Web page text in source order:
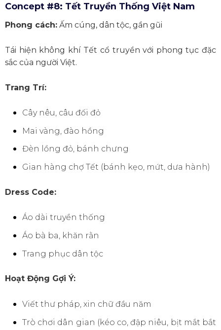
Concept #8: Tết Truyền Thống Việt Nam
Phong cách: Ấm cúng, dân tộc, gần gũi
Tái hiện không khí Tết cổ truyền với phong tục đặc
sắc của người Việt.
Trang Trí:
Cây nêu, câu đối đỏ
Mai vàng, đào hồng
Đèn lồng đỏ, bánh chưng
Gian hàng chợ Tết (bánh kẹo, mứt, dưa hành)
Dress Code:
Áo dài truyền thống
Áo bà ba, khăn rằn
Trang phục dân tộc
Hoạt Động Gợi Ý:
Viết thư pháp, xin chữ đầu năm
Trò chơi dân gian (kéo co, đập niêu, bịt mắt bắt